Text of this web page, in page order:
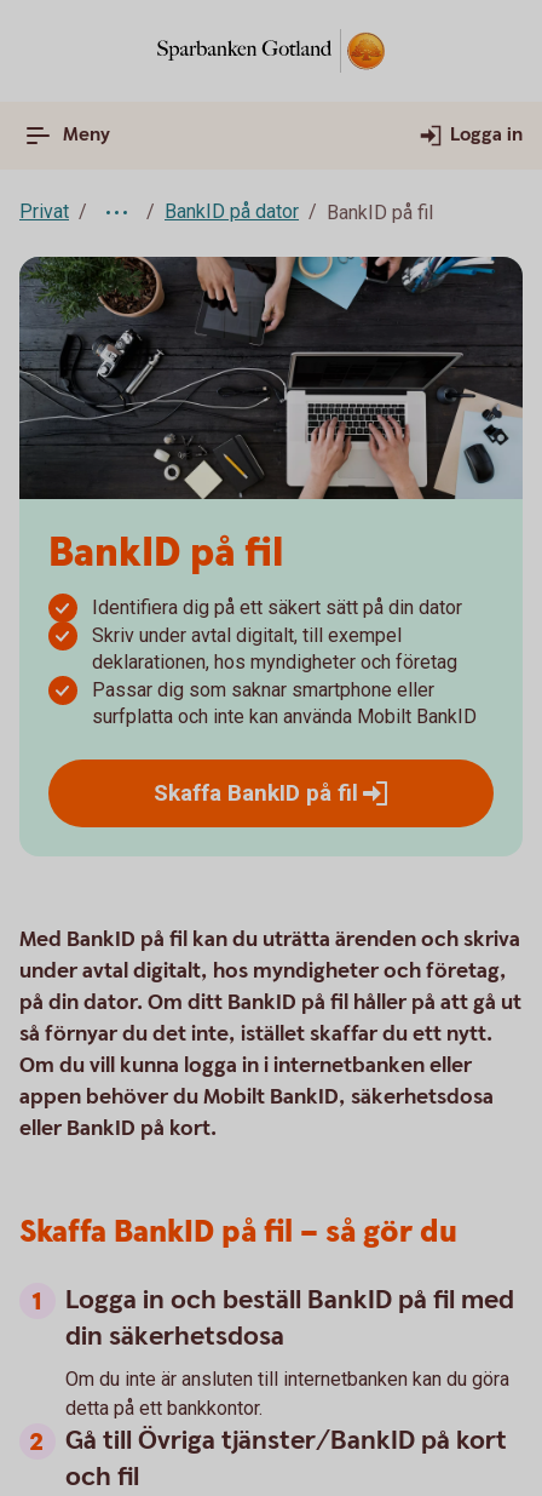
Meny Logga in
Privat BankID på dator BankID på fil
BankID på fil
Identifiera dig på ett säkert sätt på din dator
Skriv under avtal digitalt, till exempel
deklarationen, hos myndigheter och företag
Passar dig som saknar smartphone eller
surfplatta och inte kan använda Mobilt BankID
Skaffa BankID på fil
Med BankID på fil kan du uträtta ärenden och skriva
under avtal digitalt, hos myndigheter och företag,
på din dator. Om ditt BankID på fil håller på att gå ut
så förnyar du det inte, istället skaffar du ett nytt.
Om du vill kunna logga in i internetbanken eller
appen behöver du Mobilt BankID, säkerhetsdosa
eller BankID på kort.
Skaffa BankID på fil – så gör du
Logga in och beställ BankID på fil med
din säkerhetsdosa
Om du inte är ansluten till internetbanken kan du göra
detta på ett bankkontor.
Gå till Övriga tjänster/BankID på kort
och fil